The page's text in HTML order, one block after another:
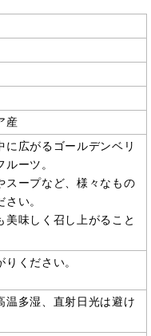
産
に広がるゴールデンベリ
ーツ。
スープなど、様々なもの
い。
美味しく召し上がること
ください。
温多湿、直射日光は避け